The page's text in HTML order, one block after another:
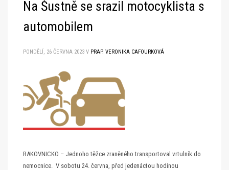
Na Šustně se srazil motocyklista s
automobilem
PONDĚLÍ, 26 ČERVNA 2023 V PRAP. VERONIKA CAFOURKOVÁ
RAKOVNICKO – Jednoho těžce zraněného transportoval vrtulník do
nemocnice. V sobotu 24. června, před jedenáctou hodinou